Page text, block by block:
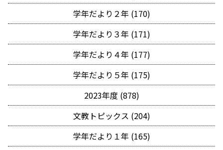
学年だより２年 (170)
学年だより３年 (171)
学年だより４年 (177)
学年だより５年 (175)
2023年度 (878)
文教トピックス (204)
学年だより１年 (165)